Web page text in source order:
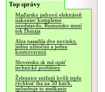
Top správy
Maďarsko jadrovú elektráreň
nakoniec kompletne
neodstavilo, Rumunsko mení
tok Dunaja
Alza nasadila dve novinky,
jednu užitočnú a jednu
kontroverznú
Slovensko.sk má opäť
technické problémy
Železnice znižujú kvôli teplu
rýchlosť iba na 50 km/h,
spôsobuje to meškanie